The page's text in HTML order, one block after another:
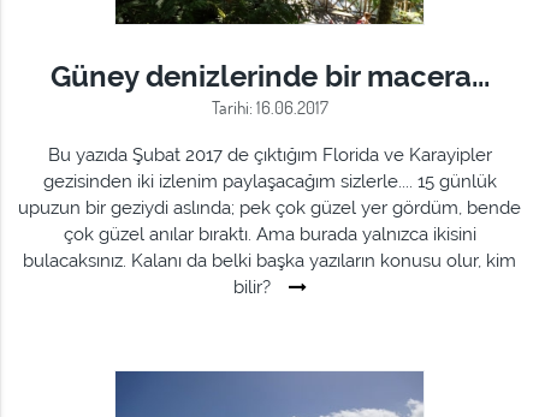
Güney denizlerinde bir macera...
Tarihi: 16.06.2017
Bu yazıda Şubat 2017 de çıktığım Florida ve Karayipler
gezisinden iki izlenim paylaşacağım sizlerle.... 15 günlük
upuzun bir geziydi aslında; pek çok güzel yer gördüm, bende
çok güzel anılar bıraktı. Ama burada yalnızca ikisini
bulacaksınız. Kalanı da belki başka yazıların konusu olur, kim
bilir?